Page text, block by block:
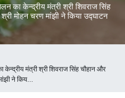
का केन्द्रीय मंत्री श्री शिवराज सिंह
मोहन चरण मांझी ने किया उद्घाटन
केन्द्रीय मंत्री श्री शिवराज सिंह चौहान और
ने किय...